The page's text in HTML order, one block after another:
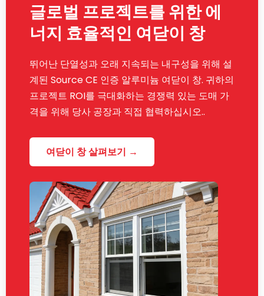
글로벌 프로젝트를 위한 에
너지 효율적인 여닫이 창
뛰어난 단열성과 오래 지속되는 내구성을 위해 설
계된 Source CE 인증 알루미늄 여닫이 창. 귀하의
프로젝트 ROI를 극대화하는 경쟁력 있는 도매 가
격을 위해 당사 공장과 직접 협력하십시오..
여닫이 창 살펴보기 →